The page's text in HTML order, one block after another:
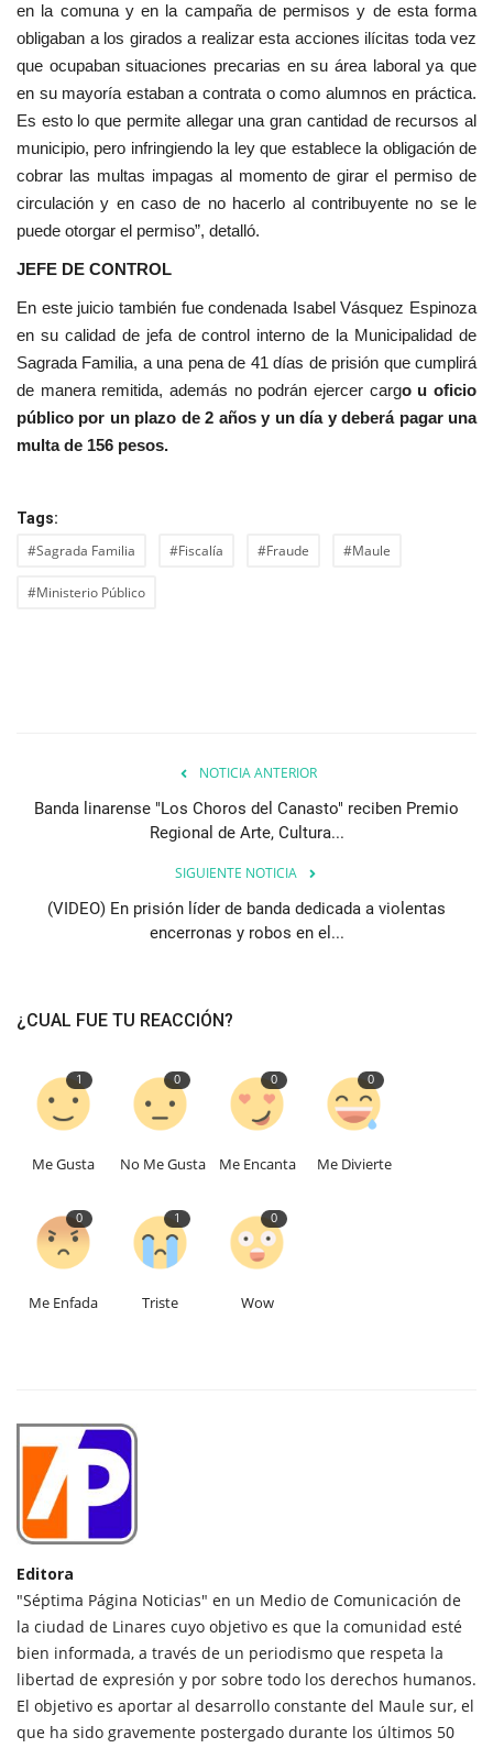
en la comuna y en la campaña de permisos y de esta forma
obligaban a los girados a realizar esta acciones ilícitas toda vez
que ocupaban situaciones precarias en su área laboral ya que
en su mayoría estaban a contrata o como alumnos en práctica.
Es esto lo que permite allegar una gran cantidad de recursos al
municipio, pero infringiendo la ley que establece la obligación de
cobrar las multas impagas al momento de girar el permiso de
circulación y en caso de no hacerlo al contribuyente no se le
puede otorgar el permiso”, detalló.
JEFE DE CONTROL
En este juicio también fue condenada Isabel Vásquez Espinoza
en su calidad de jefa de control interno de la Municipalidad de
Sagrada Familia, a una pena de 41 días de prisión que cumplirá
de manera remitida, además no podrán ejercer cargo u oficio
público por un plazo de 2 años y un día y deberá pagar una
multa de 156 pesos.
Tags:
#Sagrada Familia #Fiscalía #Fraude #Maule
#Ministerio Público
NOTICIA ANTERIOR
Banda linarense "Los Choros del Canasto" reciben Premio
Regional de Arte, Cultura...
SIGUIENTE NOTICIA
(VIDEO) En prisión líder de banda dedicada a violentas
encerronas y robos en el...
¿CUAL FUE TU REACCIÓN?
1
Me Gusta
0
No Me Gusta
0
Me Encanta
0
Me Divierte
0
Me Enfada
1
Triste
0
Wow
Editora
"Séptima Página Noticias" en un Medio de Comunicación de
la ciudad de Linares cuyo objetivo es que la comunidad esté
bien informada, a través de un periodismo que respeta la
libertad de expresión y por sobre todo los derechos humanos.
El objetivo es aportar al desarrollo constante del Maule sur, el
que ha sido gravemente postergado durante los últimos 50